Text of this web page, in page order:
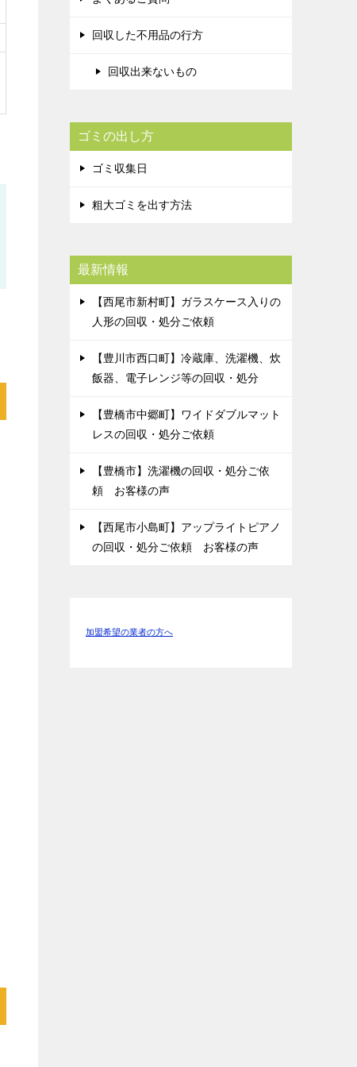
回収した不用品の行方
回収出来ないもの
ゴミの出し方
ゴミ収集日
粗大ゴミを出す方法
最新情報
【西尾市新村町】ガラスケース入りの
人形の回収・処分ご依頼
【豊川市西口町】冷蔵庫、洗濯機、炊
飯器、電子レンジ等の回収・処分
【豊橋市中郷町】ワイドダブルマット
レスの回収・処分ご依頼
【豊橋市】洗濯機の回収・処分ご依
頼 お客様の声
【西尾市小島町】アップライトピアノ
の回収・処分ご依頼 お客様の声
加盟希望の業者の方へ